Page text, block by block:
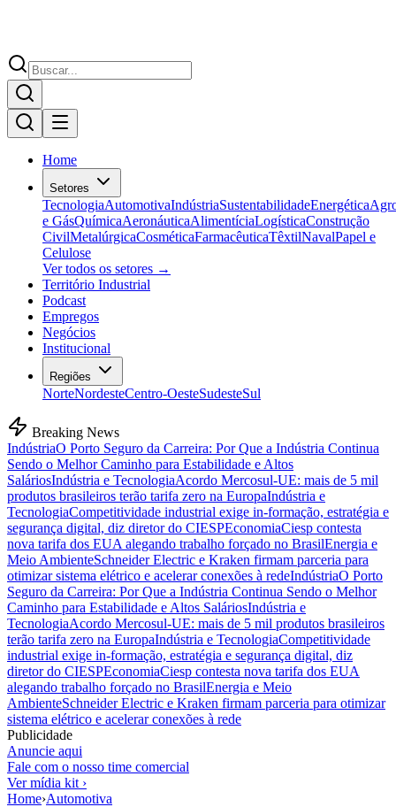
Home
Setores
TecnologiaAutomotivaIndústriaSustentabilidadeEnergética
e GásQuímicaAeronáuticaAlimentíciaLogísticaConstrução
CivilMetalúrgicaCosméticaFarmacêuticaTêxtilNavalPapel e
Celulose
Ver todos os setores →
Território Industrial
Podcast
Empregos
Negócios
Institucional
Regiões
NorteNordesteCentro-OesteSudesteSul
Breaking News
IndústriaO Porto Seguro da Carreira: Por Que a Indústria Continua
Sendo o Melhor Caminho para Estabilidade e Altos
SaláriosIndústria e TecnologiaAcordo Mercosul-UE: mais de 5 mil
produtos brasileiros terão tarifa zero na EuropaIndústria e
TecnologiaCompetitividade industrial exige in-formação, estratégia e
segurança digital, diz diretor do CIESPEconomiaCiesp contesta
nova tarifa dos EUA alegando trabalho forçado no BrasilEnergia e
Meio AmbienteSchneider Electric e Kraken firmam parceria para
otimizar sistema elétrico e acelerar conexões à redeIndústriaO Porto
Seguro da Carreira: Por Que a Indústria Continua Sendo o Melhor
Caminho para Estabilidade e Altos SaláriosIndústria e
TecnologiaAcordo Mercosul-UE: mais de 5 mil produtos brasileiros
terão tarifa zero na EuropaIndústria e TecnologiaCompetitividade
industrial exige in-formação, estratégia e segurança digital, diz
diretor do CIESPEconomiaCiesp contesta nova tarifa dos EUA
alegando trabalho forçado no BrasilEnergia e Meio
AmbienteSchneider Electric e Kraken firmam parceria para otimizar
sistema elétrico e acelerar conexões à rede
Publicidade
Anuncie aqui
Fale com o nosso time comercial
Ver mídia kit ›
Home›Automotiva